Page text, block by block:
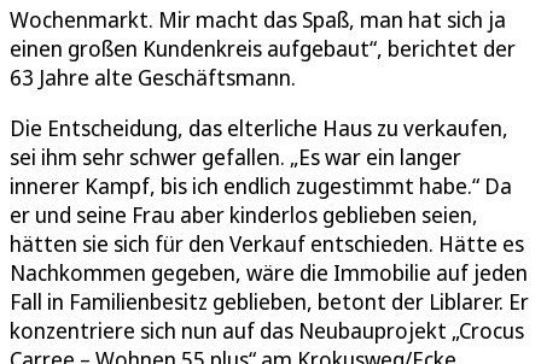
Wochenmarkt. Mir macht das Spaß, man hat sich ja
einen großen Kundenkreis aufgebaut“, berichtet der
63 Jahre alte Geschäftsmann.
Die Entscheidung, das elterliche Haus zu verkaufen,
sei ihm sehr schwer gefallen. „Es war ein langer
innerer Kampf, bis ich endlich zugestimmt habe.“ Da
er und seine Frau aber kinderlos geblieben seien,
hätten sie sich für den Verkauf entschieden. Hätte es
Nachkommen gegeben, wäre die Immobilie auf jeden
Fall in Familienbesitz geblieben, betont der Liblarer. Er
konzentriere sich nun auf das Neubauprojekt „Crocus